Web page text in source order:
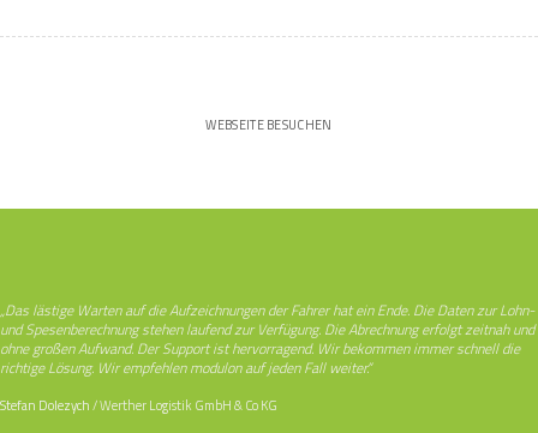
WEBSEITE BESUCHEN
„Das lästige Warten auf die Aufzeichnungen der Fahrer hat ein Ende. Die Daten zur Lohn-
und Spesenberechnung stehen laufend zur Verfügung. Die Abrechnung erfolgt zeitnah und
ohne großen Aufwand. Der Support ist hervorragend. Wir bekommen immer schnell die
richtige Lösung. Wir empfehlen modulon auf jeden Fall weiter.“
Stefan Dolezych/Werther Logistik GmbH & Co KG